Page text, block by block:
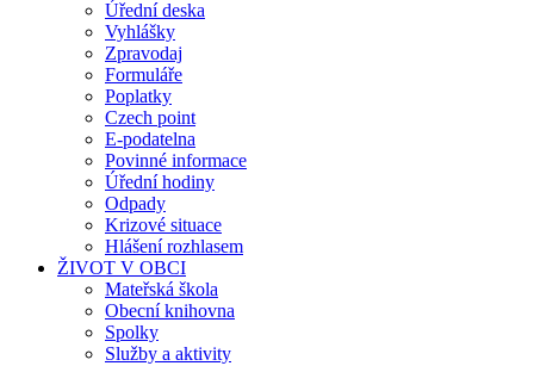
Úřední deska
Vyhlášky
Zpravodaj
Formuláře
Poplatky
Czech point
E-podatelna
Povinné informace
Úřední hodiny
Odpady
Krizové situace
Hlášení rozhlasem
ŽIVOT V OBCI
Mateřská škola
Obecní knihovna
Spolky
Služby a aktivity